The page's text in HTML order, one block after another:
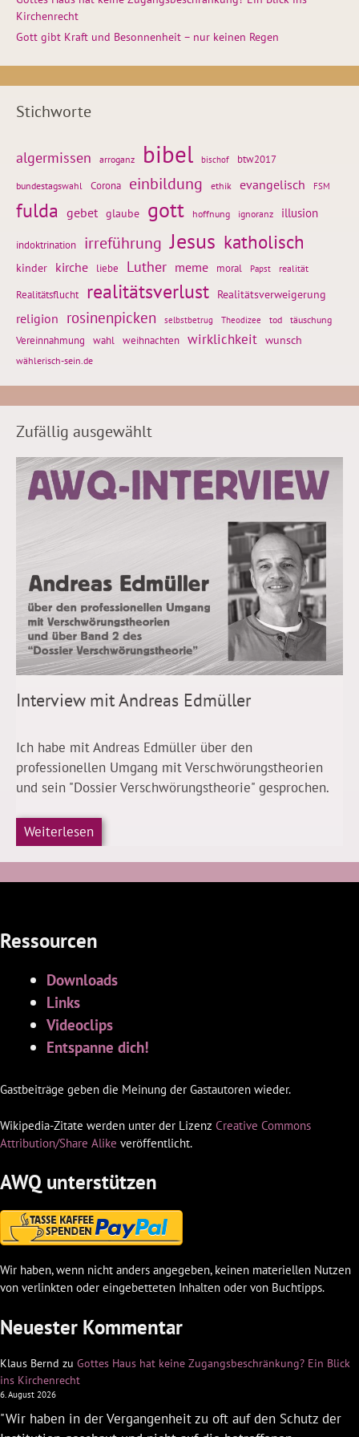
Kirchenrecht
Gott gibt Kraft und Besonnenheit – nur keinen Regen
Stichworte
algermissen arroganz bibel bischof btw2017
bundestagswahl Corona einbildung ethik evangelisch FSM
fulda gebet glaube gott hoffnung ignoranz illusion
indoktrination irreführung Jesus katholisch
kinder kirche liebe Luther meme moral Papst realität
Realitätsflucht realitätsverlust Realitätsverweigerung
religion rosinenpicken selbstbetrug Theodizee tod täuschung
Vereinnahmung wahl weihnachten wirklichkeit wunsch
wählerisch-sein.de
Zufällig ausgewählt
Interview mit Andreas Edmüller
Ich habe mit Andreas Edmüller über den
professionellen Umgang mit Verschwörungstheorien
und sein "Dossier Verschwörungstheorie" gesprochen.
Weiterlesen
Ressourcen
Downloads
Links
Videoclips
Entspanne dich!
Gastbeiträge geben die Meinung der Gastautoren wieder.
Wikipedia-Zitate werden unter der Lizenz Creative Commons
Attribution/Share Alike veröffentlicht.
AWQ unterstützen
Wir haben, wenn nicht anders angegeben, keinen materiellen Nutzen
von verlinkten oder eingebetteten Inhalten oder von Buchtipps.
Neuester Kommentar
Klaus Bernd zu Gottes Haus hat keine Zugangsbeschränkung? Ein Blick
ins Kirchenrecht
6. August 2026
"Wir haben in der Vergangenheit zu oft auf den Schutz der